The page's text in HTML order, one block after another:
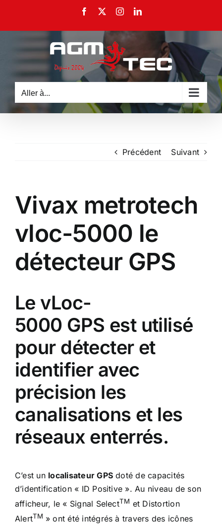
contenu
Facebook InstagramLinkedIn
Aller à...
Précédent Suivant
Vivax metrotech
vloc-5000 le
détecteur GPS
Le vLoc-
5000 GPS est utilisé
pour détecter et
identifier avec
précision les
canalisations et les
réseaux enterrés.
C’est un localisateur GPS doté de capacités
d’identification « ID Positive ». Au niveau de son
afficheur, le « Signal SelectTM et Distortion
AlertTM » ont été intégrés à travers des icônes